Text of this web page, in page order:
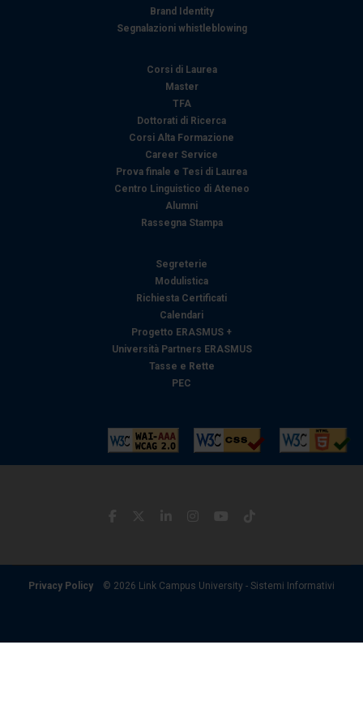
Brand Identity
Segnalazioni whistleblowing
Corsi di Laurea
Master
TFA
Dottorati di Ricerca
Corsi Alta Formazione
Career Service
Prova finale e Tesi di Laurea
Centro Linguistico di Ateneo
Alumni
Rassegna Stampa
Segreterie
Modulistica
Richiesta Certificati
Calendari
Progetto ERASMUS +
Università Partners ERASMUS
Tasse e Rette
PEC
Privacy Policy © 2026 Link Campus University - Sistemi Informativi